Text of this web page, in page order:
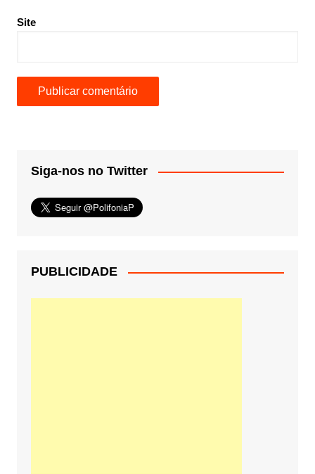
Site
Siga-nos no Twitter
PUBLICIDADE